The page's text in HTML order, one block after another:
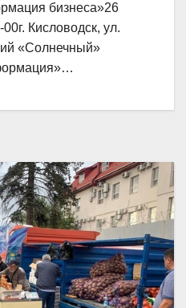
бизнеса»26
Кисловодск, ул.
«Солнечный»